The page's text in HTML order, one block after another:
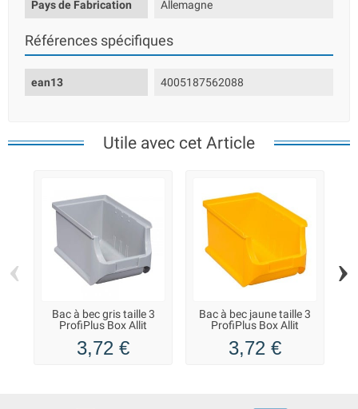
Pays de Fabrication Allemagne
Références spécifiques
ean13 4005187562088
Utile avec cet Article
Bac à bec gris taille 3
ProfiPlus Box Allit
3,72 €
Bac à bec jaune taille 3
ProfiPlus Box Allit
3,72 €
‹ ›